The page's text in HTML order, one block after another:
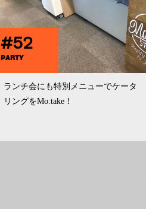
#52
PARTY
ランチ会にも特別メニューでケータ
リングをMo:take！